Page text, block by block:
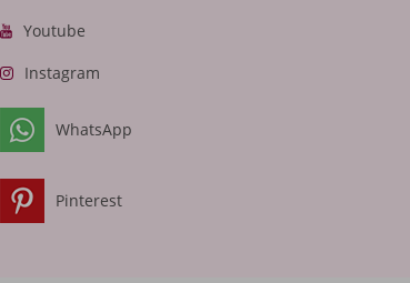
Youtube
Instagram
WhatsApp
Pinterest